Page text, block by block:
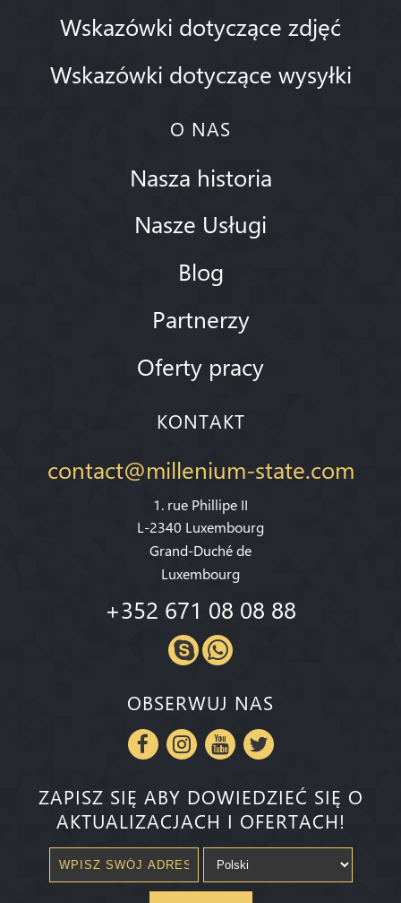
Wskazówki dotyczące zdjęć
Wskazówki dotyczące wysyłki
O NAS
Nasza historia
Nasze Usługi
Blog
Partnerzy
Oferty pracy
KONTAKT
contact@millenium-state.com
1. rue Phillipe II
L-2340 Luxembourg
Grand-Duché de
Luxembourg
+352 671 08 08 88
OBSERWUJ NAS
ZAPISZ SIĘ ABY DOWIEDZIEĆ SIĘ O
AKTUALIZACJACH I OFERTACH!